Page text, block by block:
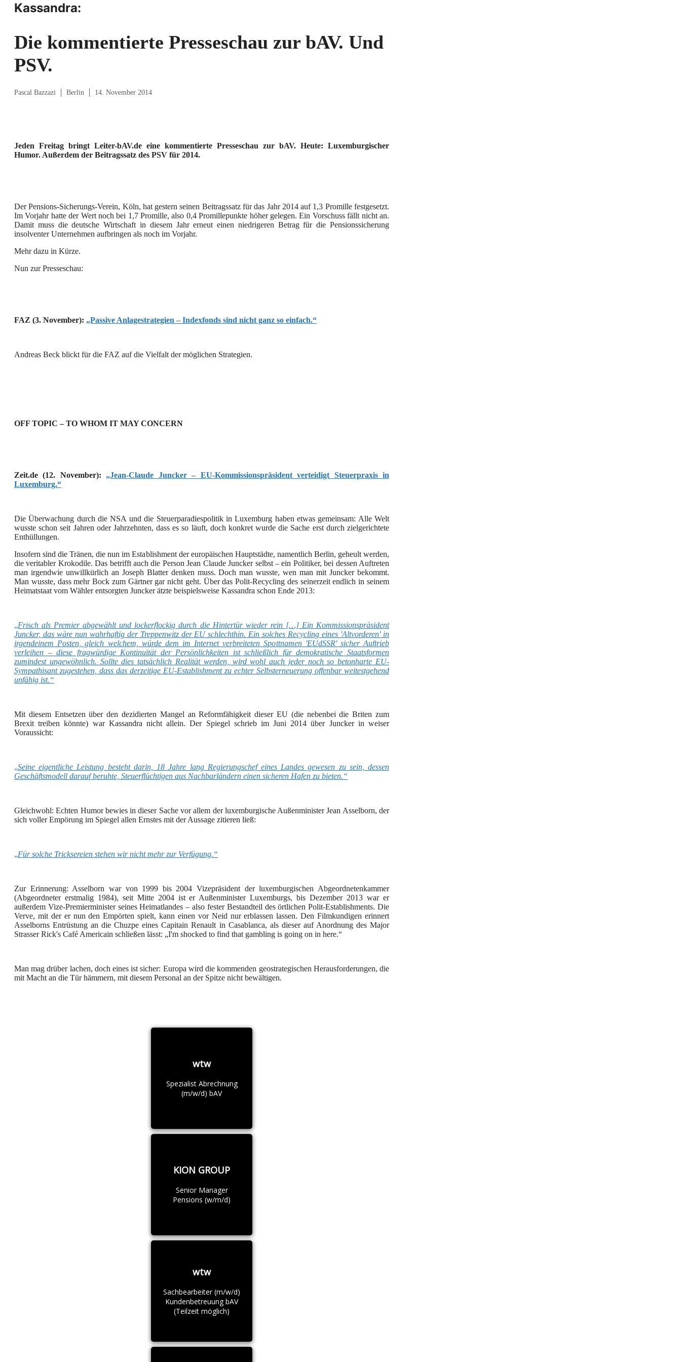
Kassandra:
Die kommentierte Presseschau zur bAV. Und
PSV.
Pascal Bazzazi Berlin 14. November 2014
Jeden Freitag bringt Leiter-bAV.de eine kommentierte Presseschau zur bAV. Heute: Luxemburgischer
Humor. Außerdem der Beitragssatz des PSV für 2014.
Der Pensions-Sicherungs-Verein, Köln, hat gestern seinen Beitragssatz für das Jahr 2014 auf 1,3 Promille festgesetzt.
Im Vorjahr hatte der Wert noch bei 1,7 Promille, also 0,4 Promillepunkte höher gelegen. Ein Vorschuss fällt nicht an.
Damit muss die deutsche Wirtschaft in diesem Jahr erneut einen niedrigeren Betrag für die Pensionssicherung
insolventer Unternehmen aufbringen als noch im Vorjahr.
Mehr dazu in Kürze.
Nun zur Presseschau:
FAZ (3. November): „Passive Anlagestrategien – Indexfonds sind nicht ganz so einfach.“
Andreas Beck blickt für die FAZ auf die Vielfalt der möglichen Strategien.
OFF TOPIC – TO WHOM IT MAY CONCERN
Zeit.de (12. November): „Jean-Claude Juncker – EU-Kommissionspräsident verteidigt Steuerpraxis in
Luxemburg.“
Die Überwachung durch die NSA und die Steuerparadiespolitik in Luxemburg haben etwas gemeinsam: Alle Welt
wusste schon seit Jahren oder Jahrzehnten, dass es so läuft, doch konkret wurde die Sache erst durch zielgerichtete
Enthüllungen.
Insofern sind die Tränen, die nun im Establishment der europäischen Hauptstädte, namentlich Berlin, geheult werden,
die veritabler Krokodile. Das betrifft auch die Person Jean Claude Juncker selbst – ein Politiker, bei dessen Auftreten
man irgendwie unwillkürlich an Joseph Blatter denken muss. Doch man wusste, wen man mit Juncker bekommt.
Man wusste, dass mehr Bock zum Gärtner gar nicht geht. Über das Polit-Recycling des seinerzeit endlich in seinem
Heimatstaat vom Wähler entsorgten Juncker ätzte beispielsweise Kassandra schon Ende 2013:
„Frisch als Premier abgewählt und lockerflockig durch die Hintertür wieder rein […] Ein Kommissionspräsident
Juncker, das wäre nun wahrhaftig der Treppenwitz der EU schlechthin. Ein solches Recycling eines 'Altvorderen' in
irgendeinem Posten, gleich welchem, würde dem im Internet verbreiteten Spottnamen 'EUdSSR' sicher Auftrieb
verleihen – diese fragwürdige Kontinuität der Persönlichkeiten ist schließlich für demokratische Staatsformen
zumindest ungewöhnlich. Sollte dies tatsächlich Realität werden, wird wohl auch jeder noch so betonharte EU-
Sympathisant zugestehen, dass das derzeitige EU-Establishment zu echter Selbsterneuerung offenbar weitestgehend
unfähig ist.“
Mit diesem Entsetzen über den dezidierten Mangel an Reformfähigkeit dieser EU (die nebenbei die Briten zum
Brexit treiben könnte) war Kassandra nicht allein. Der Spiegel schrieb im Juni 2014 über Juncker in weiser
Voraussicht:
„Seine eigentliche Leistung besteht darin, 18 Jahre lang Regierungschef eines Landes gewesen zu sein, dessen
Geschäftsmodell darauf beruhte, Steuerflüchtigen aus Nachbarländern einen sicheren Hafen zu bieten.“
Gleichwohl: Echten Humor bewies in dieser Sache vor allem der luxemburgische Außenminister Jean Asselborn, der
sich voller Empörung im Spiegel allen Ernstes mit der Aussage zitieren ließ:
„Für solche Tricksereien stehen wir nicht mehr zur Verfügung.“
Zur Erinnerung: Asselborn war von 1999 bis 2004 Vizepräsident der luxemburgischen Abgeordnetenkammer
(Abgeordneter erstmalig 1984), seit Mitte 2004 ist er Außenminister Luxemburgs, bis Dezember 2013 war er
außerdem Vize-Premierminister seines Heimatlandes – also fester Bestandteil des örtlichen Polit-Establishments. Die
Verve, mit der er nun den Empörten spielt, kann einen vor Neid nur erblassen lassen. Den Filmkundigen erinnert
Asselborns Entrüstung an die Chuzpe eines Capitain Renault in Casablanca, als dieser auf Anordnung des Major
Strasser Rick's Café Americain schließen lässt: „I'm shocked to find that gambling is going on in here.“
Man mag drüber lachen, doch eines ist sicher: Europa wird die kommenden geostrategischen Herausforderungen, die
mit Macht an die Tür hämmern, mit diesem Personal an der Spitze nicht bewältigen.
wtw
Spezialist Abrechnung
(m/w/d) bAV
KION GROUP
Senior Manager
Pensions (w/m/d)
wtw
Sachbearbeiter (m/w/d)
Kundenbetreuung bAV
(Teilzeit möglich)